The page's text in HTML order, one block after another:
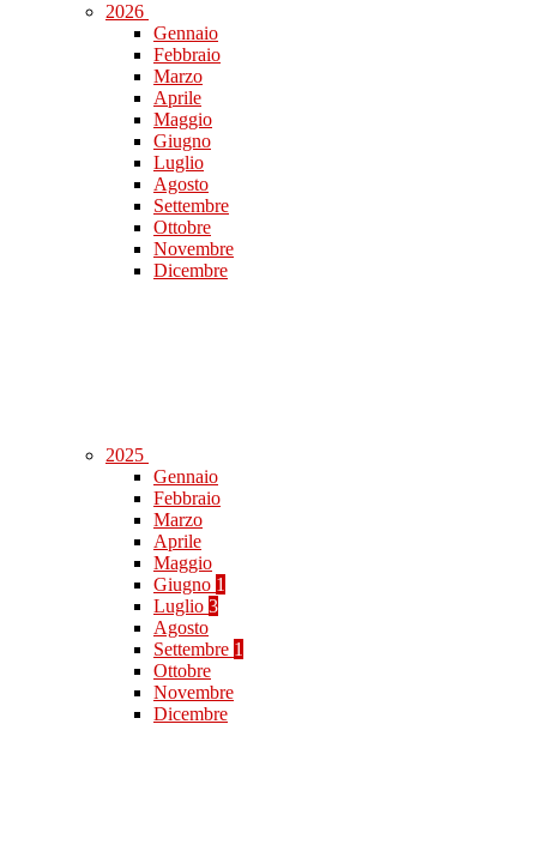
2026
Gennaio
Febbraio
Marzo
Aprile
Maggio
Giugno
Luglio
Agosto
Settembre
Ottobre
Novembre
Dicembre
2025
Gennaio
Febbraio
Marzo
Aprile
Maggio
Giugno 1
Luglio 3
Agosto
Settembre 1
Ottobre
Novembre
Dicembre